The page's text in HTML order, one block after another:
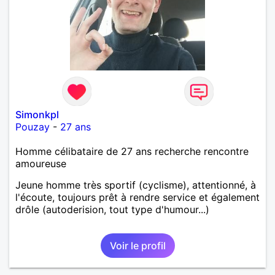
Simonkpl
Pouzay - 27 ans
Homme célibataire de 27 ans recherche rencontre
amoureuse
Jeune homme très sportif (cyclisme), attentionné, à
l'écoute, toujours prêt à rendre service et également
drôle (autoderision, tout type d'humour...)
Voir le profil